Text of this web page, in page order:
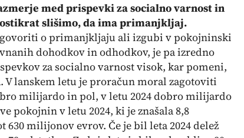
med prispevki za socialno varnost in
slišimo, da ima primanjkljaj.
o primanjkljaju ali izgubi v pokojninski
dohodkov in odhodkov, je pa izredno
za socialno varnost visok, kar pomeni,
V lanskem letu je proračun moral zagotoviti
milijardo in pol, v letu 2024 dobro milijardo
pokojnin v letu 2024, ki je znašala 8,8
milijonov evrov. Če je bil leta 2024 delež